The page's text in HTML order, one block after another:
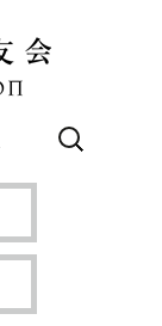
検
索: